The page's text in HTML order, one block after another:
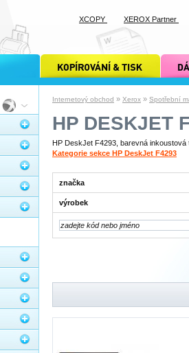
Internetový obchod » Xerox » Spotřební
HP DESKJET
HP DeskJet F4293, barevná
Kategorie sekce HP DeskJet F4293
značka
výrobek
kopírování a tisk xcopy dárkové
XCOPY XEROX Partner